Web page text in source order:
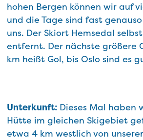
hohen Bergen können wir auf
und die Tage sind fast
uns. Der Skiort Hemsedal
entfernt. Der nächste größere
km heißt Gol, bis Oslo sind es
Unterkunft: Dieses Mal haben
Hütte im gleichen Skigebiet
etwa 4 km westlich von